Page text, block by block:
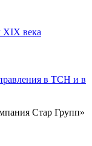
века
в ТСН и в
Стар Групп»